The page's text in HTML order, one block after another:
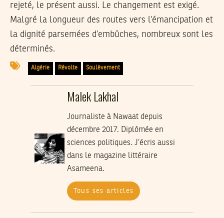
rejeté, le présent aussi. Le changement est exigé.
Malgré la longueur des routes vers l’émancipation et
la dignité parsemées d’embûches, nombreux sont les
déterminés.
Algérie Révolte Soulèvement
Malek Lakhal
Journaliste à Nawaat depuis
décembre 2017. Diplômée en
sciences politiques. J’écris aussi
dans le magazine littéraire
Asameena.
Tous ses articles